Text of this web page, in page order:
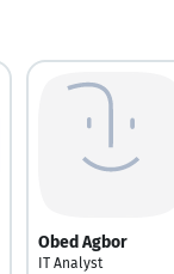
Obed Agbor
IT Analyst